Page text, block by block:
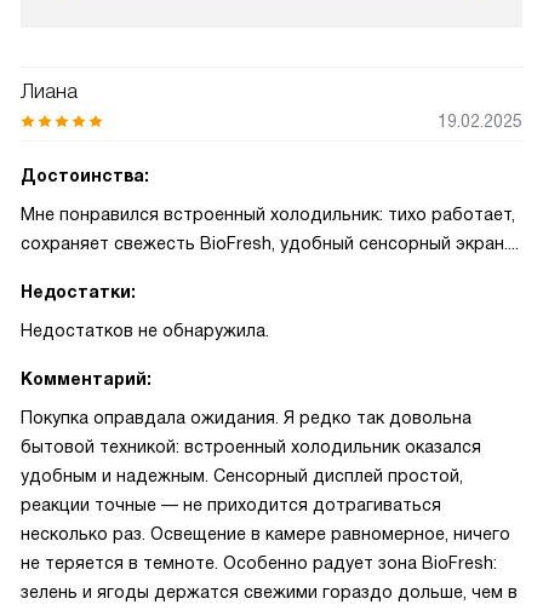
Лиана
19.02.2025
Достоинства:
Мне понравился встроенный холодильник: тихо работает,
сохраняет свежесть BioFresh, удобный сенсорный экран....
Недостатки:
Недостатков не обнаружила.
Комментарий:
Покупка оправдала ожидания. Я редко так довольна
бытовой техникой: встроенный холодильник оказался
удобным и надежным. Сенсорный дисплей простой,
реакции точные — не приходится дотрагиваться
несколько раз. Освещение в камере равномерное, ничего
не теряется в темноте. Особенно радует зона BioFresh:
зелень и ягоды держатся свежими гораздо дольше, чем в